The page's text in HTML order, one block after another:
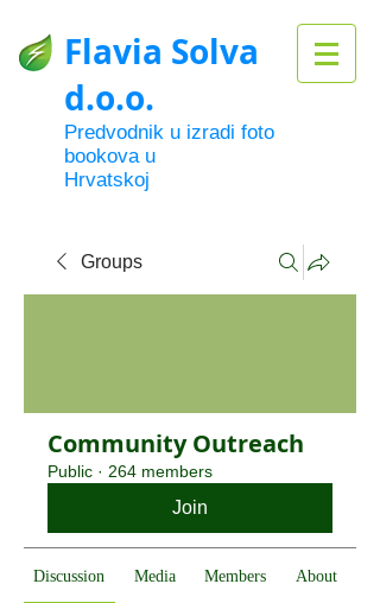
Flavia Solva
d.o.o.
Predvodnik u izradi foto
bookova u
Hrvatskoj
Groups
Community Outreach
Public · 264 members
Join
Discussion Media Members About